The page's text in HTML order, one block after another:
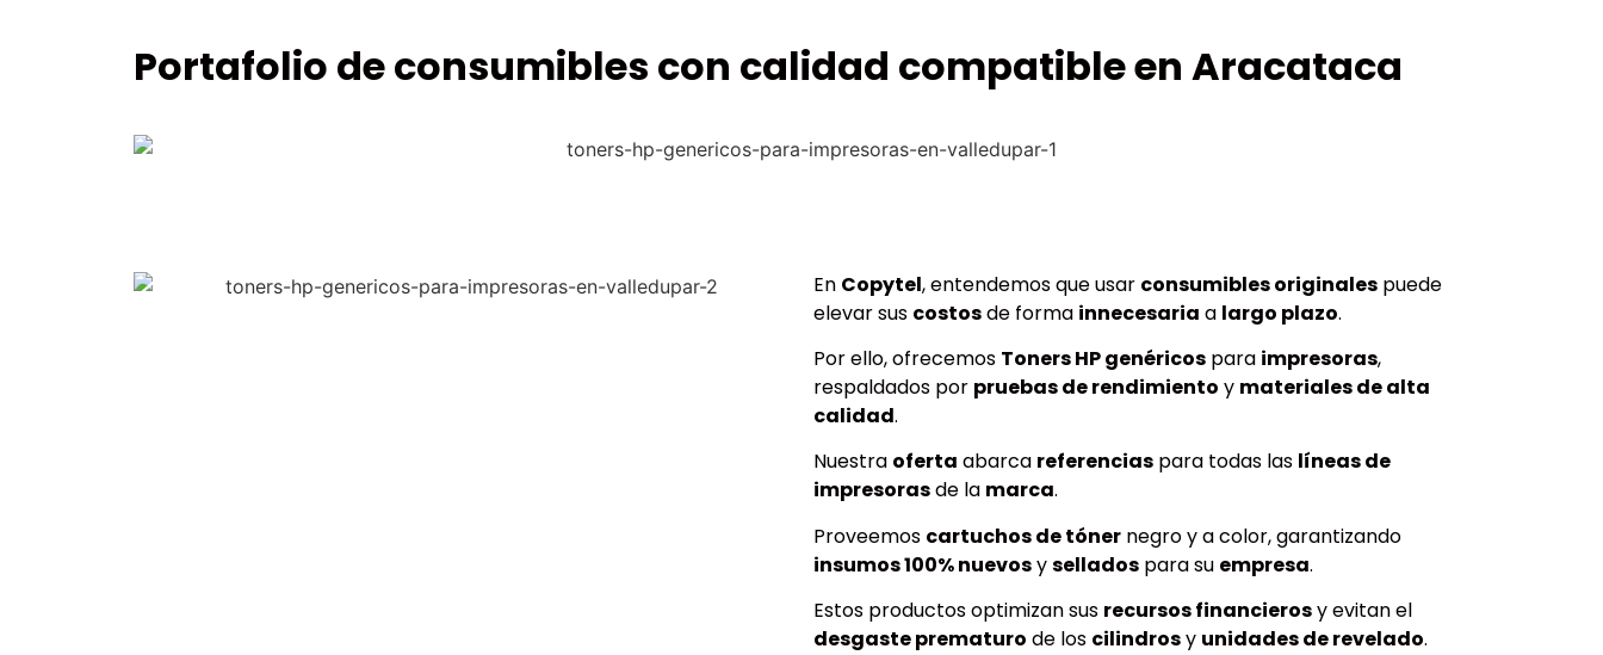
Portafolio de consumibles con calidad compatible en Aracataca
En Copytel, entendemos que usar consumibles originales puede
elevar sus costosde forma innecesaria a largo plazo.
Por ello, ofrecemos Toners HP genéricos para impresoras,
respaldados por pruebas de rendimiento y materiales de alta
calidad.
Nuestra oferta abarca referencias para todas las líneas de
impresorasde la marca.
Proveemos cartuchos de tóner negro y a color, garantizando
insumos 100% nuevosysellados para su empresa.
Estos productos optimizan sus recursos financierosy evitan el
desgaste prematuro de los cilindrosy unidades de revelado.